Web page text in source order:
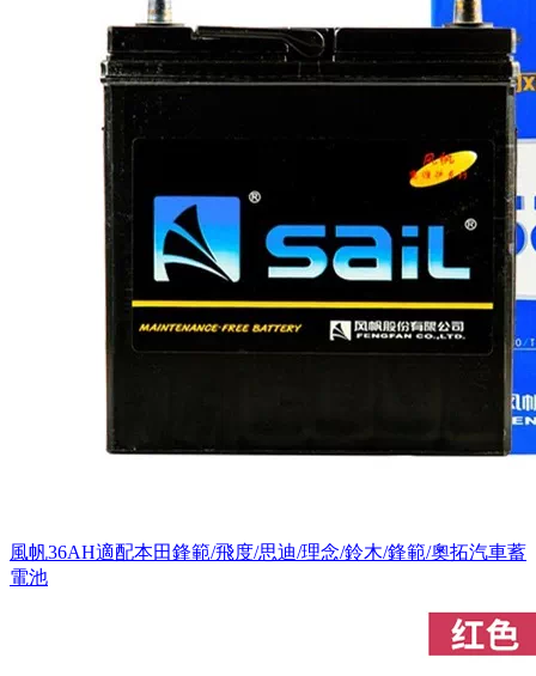
風帆36AH適配本田鋒範/飛度/思迪/理念/鈴木/鋒範/奧拓汽車蓄
電池